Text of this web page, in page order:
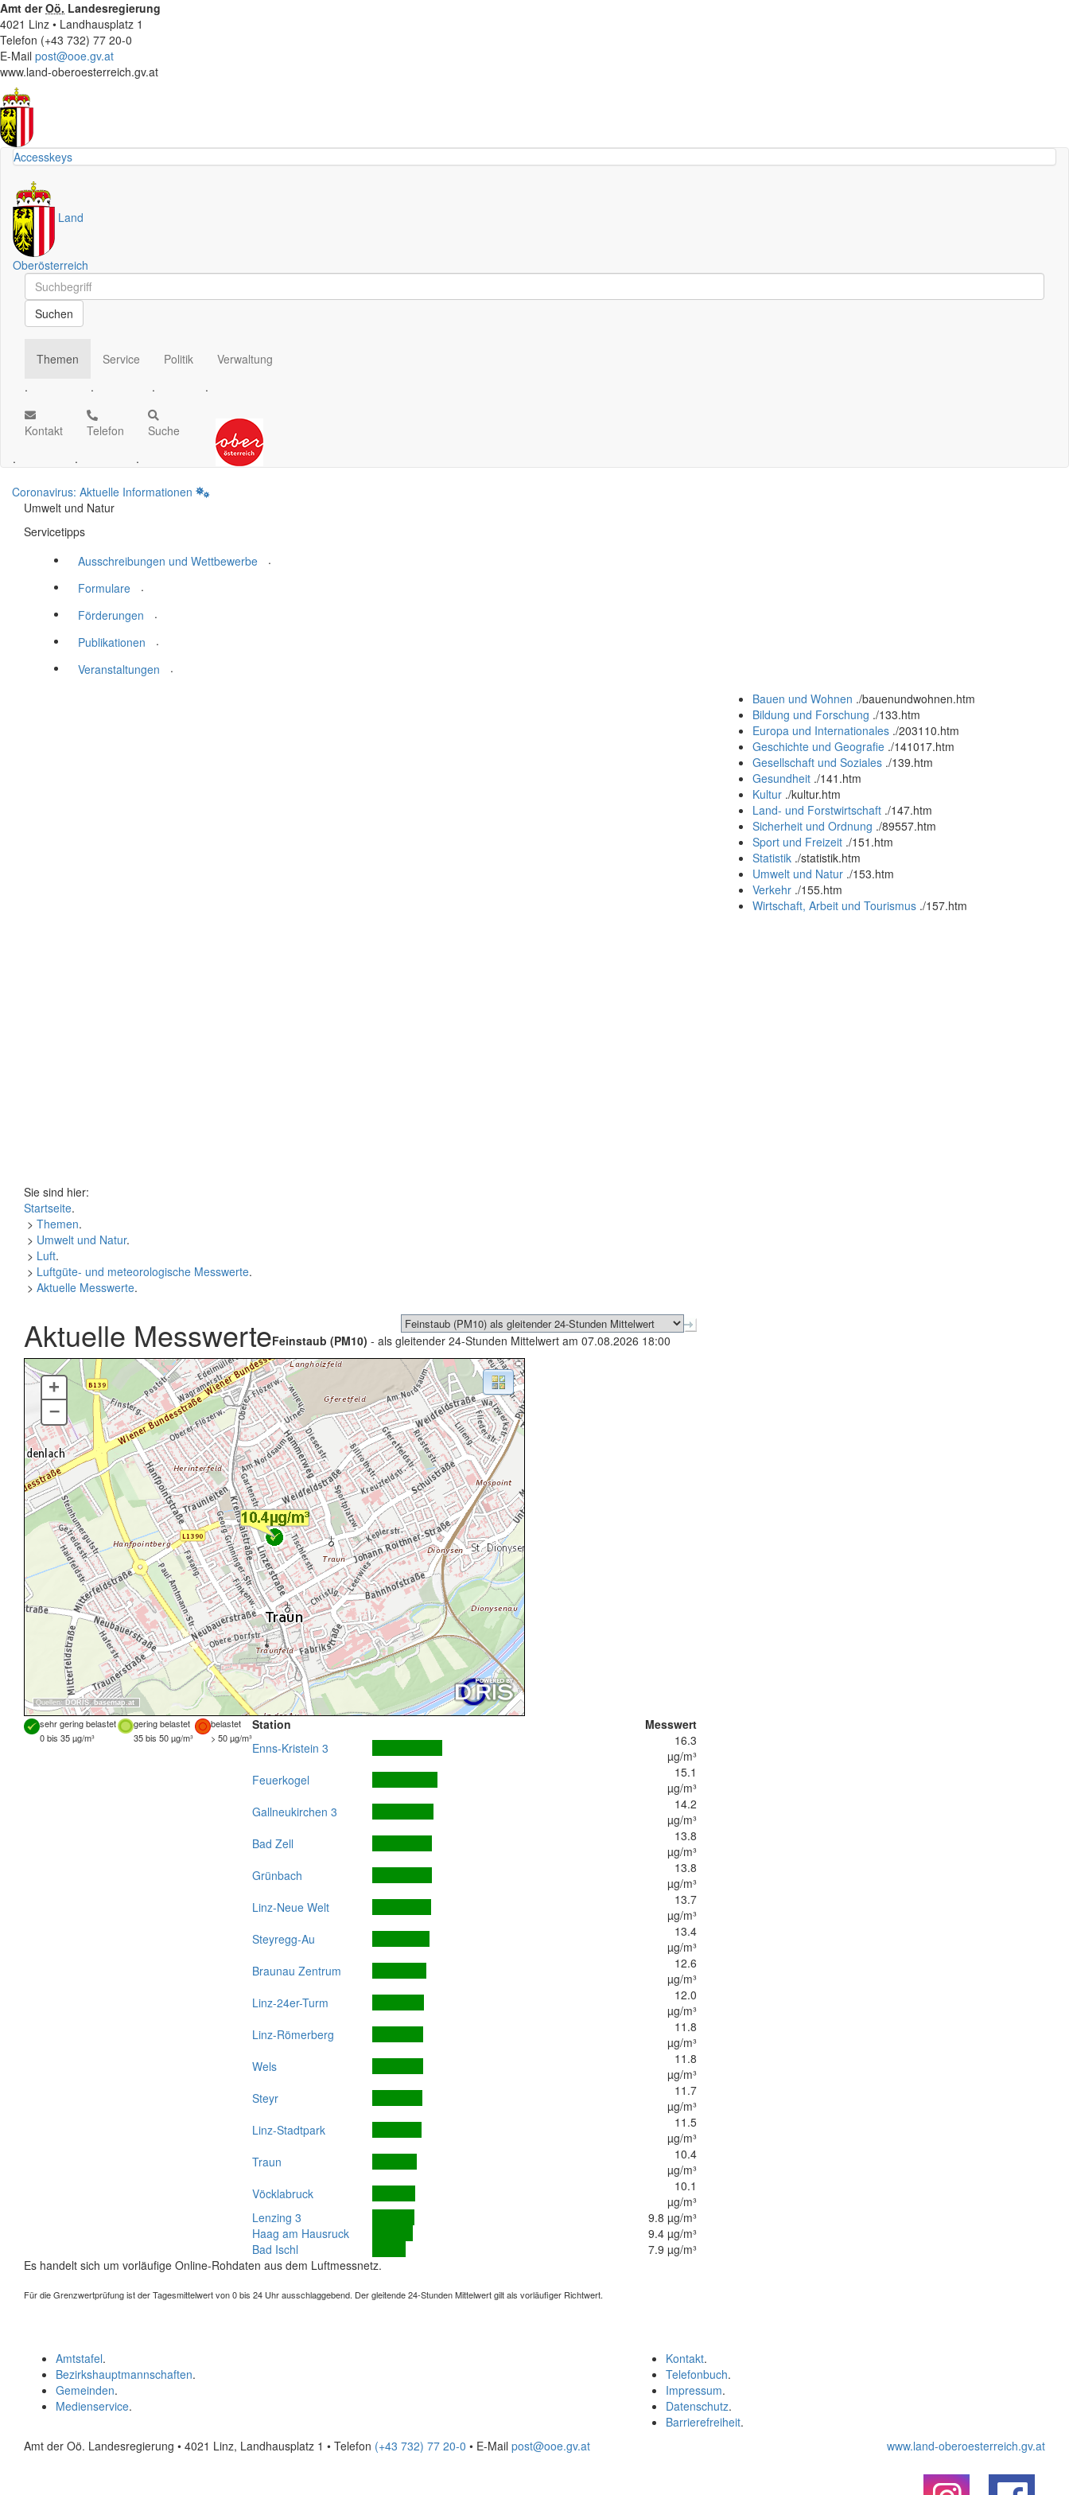
Amt derOö. Landesregierung
4021 Linz • Landhausplatz 1
Telefon (+43 732) 77 20-0
E-Mail post@ooe.gv.at
www.land-oberoesterreich.gv.at
Accesskeys
Land
Oberösterreich
Schnellsuche
Schnellsuche
Suchen
Themen
.
Service
.
Politik
.
Verwaltung
.
Kontakt
.
Telefon
.
Suche
.
Coronavirus: Aktuelle Informationen
Umwelt und Natur
Servicetipps
Ausschreibungen und Wettbewerbe
.
Formulare
.
Förderungen
.
Publikationen
.
Veranstaltungen
.
Bauen und Wohnen ./bauenundwohnen.htm
Bildung und Forschung ./133.htm
Europa und Internationales ./203110.htm
Geschichte und Geografie ./141017.htm
Gesellschaft und Soziales ./139.htm
Gesundheit ./141.htm
Kultur ./kultur.htm
Land- und Forstwirtschaft ./147.htm
Sicherheit und Ordnung ./89557.htm
Sport und Freizeit ./151.htm
Statistik ./statistik.htm
Umwelt und Natur ./153.htm
Verkehr ./155.htm
Wirtschaft, Arbeit und Tourismus ./157.htm
Sie sind hier:
Startseite.
> Themen.
> Umwelt und Natur.
> Luft.
> Luftgüte- und meteorologische Messwerte.
> Aktuelle Messwerte.
Aktuelle MesswerteFeinstaub (PM10) - als gleitender 24-Stunden Mittelwert am 07.08.2026 18:00
Quellen: DORIS, basemap.at
+
–
sehr gering belastet gering belastet
belastet
0 bis 35 µg/m³
35 bis 50 µg/m³ > 50 µg/m³
Station
Messwert
Enns-Kristein 3
16.3
µg/m³
Feuerkogel
15.1
µg/m³
Gallneukirchen 3
14.2
µg/m³
Bad Zell
13.8
µg/m³
Grünbach
13.8
µg/m³
Linz-Neue Welt
13.7
µg/m³
Steyregg-Au
13.4
µg/m³
Braunau Zentrum
12.6
µg/m³
Linz-24er-Turm
12.0
µg/m³
Linz-Römerberg
11.8
µg/m³
Wels
11.8
µg/m³
Steyr
11.7
µg/m³
Linz-Stadtpark
11.5
µg/m³
Traun
10.4
µg/m³
Vöcklabruck
10.1
µg/m³
Lenzing 3
9.8 µg/m³
Haag am Hausruck
9.4 µg/m³
Bad Ischl
7.9 µg/m³
Es handelt sich um vorläufige Online-Rohdaten aus dem Luftmessnetz.
Für die Grenzwertprüfung ist der Tagesmittelwert von 0 bis 24 Uhr ausschlaggebend. Der gleitende 24-Stunden Mittelwert gilt als vorläufiger Richtwert.
Kontakt.
Telefonbuch.
Impressum.
Datenschutz.
Barrierefreiheit.
Amtstafel.
Bezirkshauptmannschaften.
Gemeinden.
Medienservice.
Amt der Oö. Landesregierung • 4021 Linz, Landhausplatz 1 • Telefon (+43 732) 77 20-0 • E-Mail post@ooe.gv.at www.land-oberoesterreich.gv.at